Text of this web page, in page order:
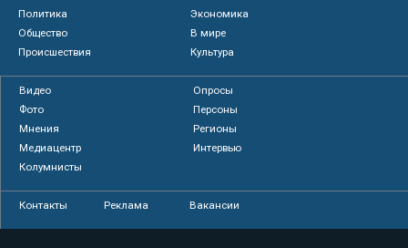
Политика
Экономика
Общество
В мире
Происшествия
Культура
Видео
Опросы
Фото
Персоны
Мнения
Регионы
Медиацентр
Интервью
Колумнисты
Контакты Реклама Вакансии